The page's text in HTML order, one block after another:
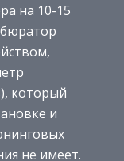
на 10-15
который
и
не имеет.